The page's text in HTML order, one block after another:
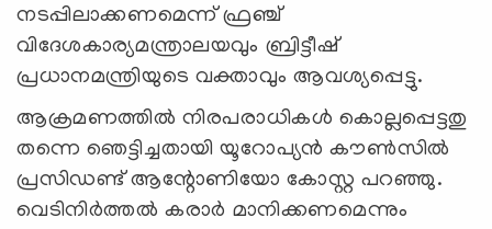
നടപ്പിലാക്കണമെന്ന് ഫ്രഞ്ച്
വിദേശകാര്യമന്ത്രാലയവും ബ്രിട്ടീഷ്
പ്രധാനമന്ത്രിയുടെ വക്താവും ആവശ്യപ്പെട്ടു.
ആക്രമണത്തില്‍ നിരപരാധികള്‍ കൊല്ലപ്പെട്ടതു
തന്നെ ഞെട്ടിച്ചതായി യൂറോപ്യന്‍ കൗണ്‍സില്‍
പ്രസിഡണ്ട് ആന്റോണിയോ കോസ്റ്റ പറഞ്ഞു.
വെടിനിര്‍ത്തല്‍ കരാര്‍ മാനിക്കണമെന്നും